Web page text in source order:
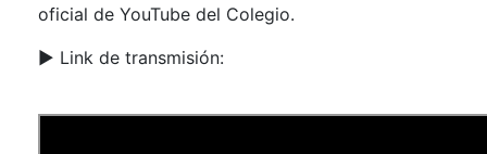
oficial de YouTube del Colegio.
▶️ Link de transmisión: